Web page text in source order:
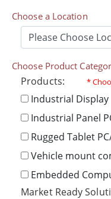
Choose a Location
Choose Product
Products: *
Industrial Display
Industrial Panel
Rugged Tablet
Vehicle mount
Embedded
Market Ready